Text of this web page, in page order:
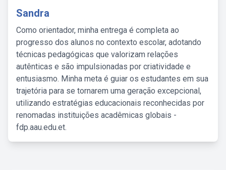
Sandra
Como orientador, minha entrega é completa ao
progresso dos alunos no contexto escolar, adotando
técnicas pedagógicas que valorizam relações
autênticas e são impulsionadas por criatividade e
entusiasmo. Minha meta é guiar os estudantes em sua
trajetória para se tornarem uma geração excepcional,
utilizando estratégias educacionais reconhecidas por
renomadas instituições acadêmicas globais -
fdp.aau.edu.et.